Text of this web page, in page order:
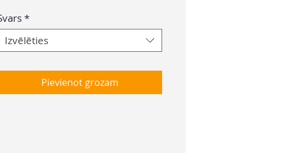
*
Izvēlēties
Pievienot grozam